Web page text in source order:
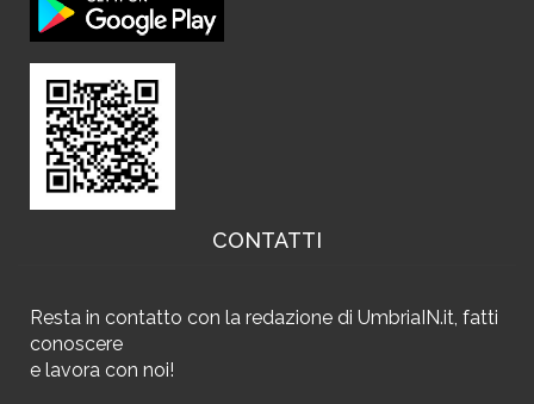
CONTATTI
Resta in contatto con la redazione di UmbriaIN.it, fatti
conoscere
e lavora con noi!